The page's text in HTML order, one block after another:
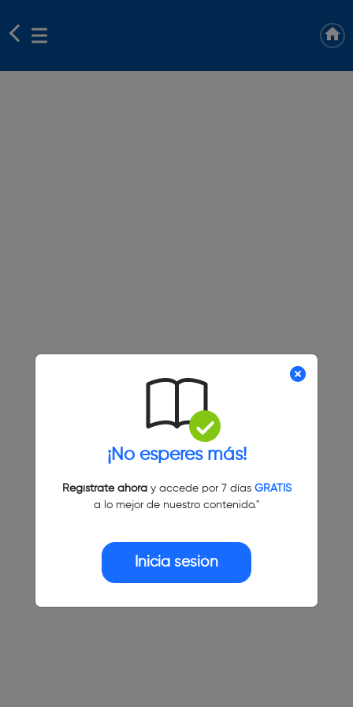
¡No esperes más!
Regístrate ahoray accede por 7 días GRATIS
a lo mejor de nuestro contenido."
Inicia sesión